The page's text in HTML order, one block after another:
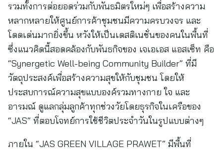
รวมทั้งการต่อยอดร่วมกับพันธมิตรใหม่ๆ เพื่อสร้างความ
หลากหลายให้ศูนย์การค้าชุมชนมีความครบวงจร และ
โดดเด่นมากยิ่งขึ้น หวังให้เป็นเดสติเนชั่นของคนในพื้นที่
ซึ่งแนวคิดนี้สอดคล้องกับพันธกิจของ เจเอเอส แอสเซ็ท คือ
“Synergetic Well-being Community Builder” ที่มี
วัตถุประสงค์เพื่อสร้างความสุขให้กับชุมชน โดยให้
ประสบการณ์ความสุขแบบองค์รวมทางกาย ใจ และ
อารมณ์ ดูแลกลุ่มลูกค้าทุกช่วงวัยโดยธุรกิจในเครือของ
“JAS” ที่ตอบโจทย์การใช้ชีวิตประจำวันในรูปแบบต่างๆ
ภายใน “JAS GREEN VILLAGE PRAWET” มีพื้นที่